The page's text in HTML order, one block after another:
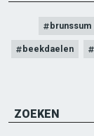
brunssum
beekdaelen
ZOEKEN